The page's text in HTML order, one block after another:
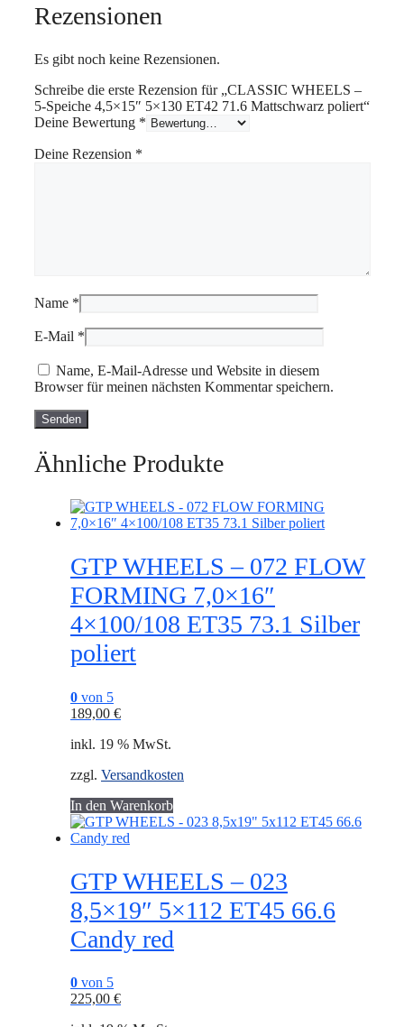
Rezensionen
Es gibt noch keine Rezensionen.
Schreibe die erste Rezension für „CLASSIC WHEELS –
5-Speiche 4,5×15″ 5×130 ET42 71.6 Mattschwarz poliert“
Deine Bewertung *
Deine Rezension *
Name *
E-Mail *
Name, E-Mail-Adresse und Website in diesem
Browser für meinen nächsten Kommentar speichern.
Ähnliche Produkte
GTP WHEELS – 072 FLOW
FORMING 7,0×16″
4×100/108 ET35 73.1 Silber
poliert
0 von 5
189,00 €
inkl. 19 % MwSt.
zzgl. Versandkosten
In den Warenkorb
GTP WHEELS – 023
8,5×19″ 5×112 ET45 66.6
Candy red
0 von 5
225,00 €